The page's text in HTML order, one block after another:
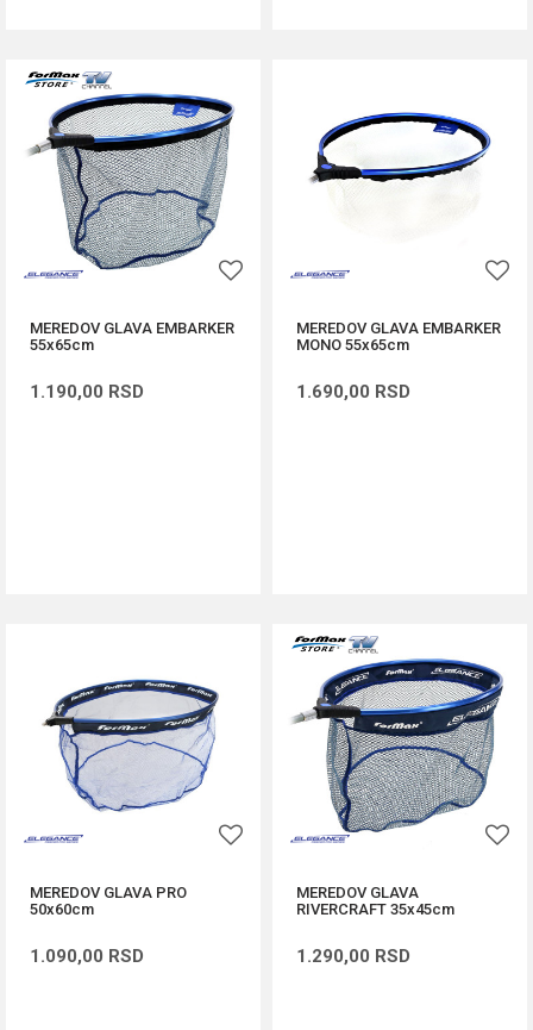
MEREDOV GLAVA EMBARKER
55x65cm
1.190,00 RSD
MEREDOV GLAVA EMBARKER
MONO 55x65cm
1.690,00 RSD
MEREDOV GLAVA PRO
50x60cm
1.090,00 RSD
MEREDOV GLAVA
RIVERCRAFT 35x45cm
1.290,00 RSD